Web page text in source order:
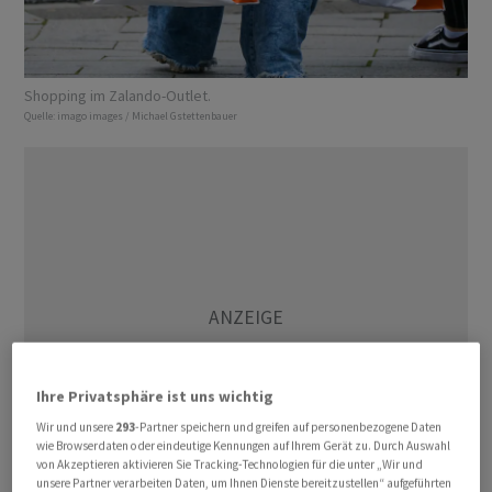
Shopping im Zalando-Outlet.
Quelle: imago images / Michael Gstettenbauer
Ihre Privatsphäre ist uns wichtig
Wir und unsere 293-Partner speichern und greifen auf personenbezogene Daten
wie Browserdaten oder eindeutige Kennungen auf Ihrem Gerät zu. Durch Auswahl
von Akzeptieren aktivieren Sie Tracking-Technologien für die unter „Wir und
unsere Partner verarbeiten Daten, um Ihnen Dienste bereitzustellen“ aufgeführten